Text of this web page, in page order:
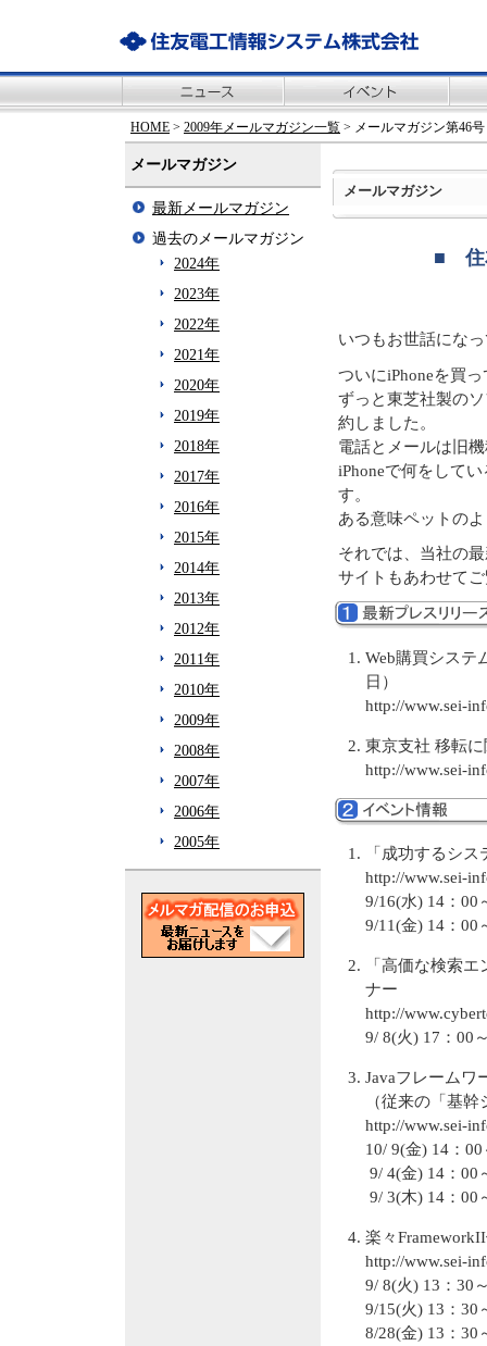
HOME > 2009年メールマガジン一覧 > メールマガジン第46号
メールマガジン
最新メールマガジン
過去のメールマガジン
2024年
2023年
2022年
2021年
2020年
2019年
2018年
2017年
2016年
2015年
2014年
2013年
2012年
2011年
2010年
2009年
2008年
2007年
2006年
2005年
メールマガジン
■ 住
いつもお世話にな
ついにiPhoneを買
ずっと東芝社製の
約しました。
電話とメールは旧
iPhoneで何をして
す。
ある意味ペットの
それでは、当社の
サイトもあわせて
Web購買システ
日）
http://www.sei-
東京支社 移転
http://www.sei-
「成功するシ
http://www.sei-
9/16(水) 14：
9/11(金) 14：
「高価な検索
ナー
http://
9/ 8(火) 17：00
Javaフレームワ
（従来の「基
http://www.sei-
10/ 9(金) 14：
9/ 4(金) 14：
9/ 3(木) 14：
楽々
http://www.sei-
9/ 8(火) 13：30
9/15(火) 13：
8/28(金) 13：